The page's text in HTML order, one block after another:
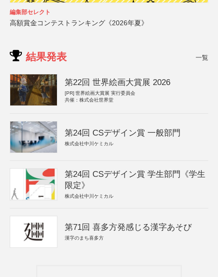
編集部セレクト
高額賞金コンテストランキング《2026年夏》
結果発表 一覧
第22回 世界絵画大賞展 2026
[PR] 世界絵画大賞展 実行委員会
共催：株式会社世界堂
第24回 CSデザイン賞 一般部門
株式会社中川ケミカル
第24回 CSデザイン賞 学生部門《学生
限定》
株式会社中川ケミカル
第71回 喜多方発感じる漢字あそび
漢字のまち喜多方